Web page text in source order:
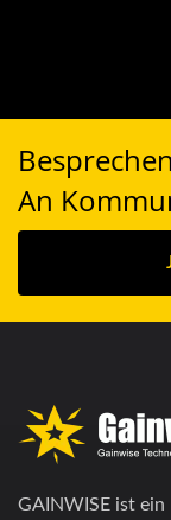
An
GAINWISE ist